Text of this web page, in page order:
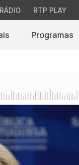
RÁDIO RTP PLAY
Programas